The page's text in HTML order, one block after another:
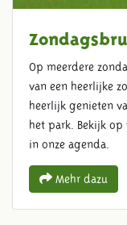
Op meerdere
van een heerlijke
heerlijk genieten
het park. Bekijk
in onze agenda.
Mehr dazu